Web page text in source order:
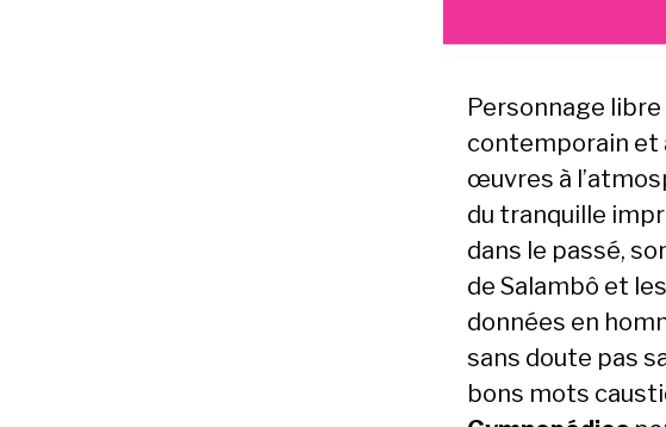
Personnage
contemporain et
œuvres à
du tranquille
dans le passé,
de Salambô et
données en
sans doute pas
bons mots